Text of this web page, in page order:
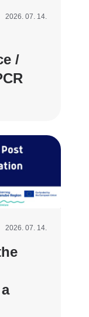
2026. 07. 14.
/
2026. 07. 14.